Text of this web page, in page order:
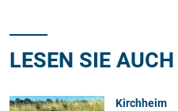
LESEN SIE AUCH
Kirchheim